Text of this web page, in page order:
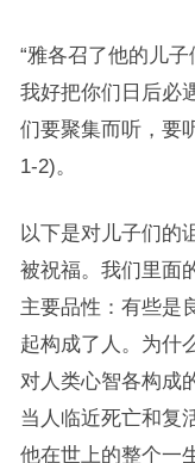
“雅各召了他的儿子
我好把你们日后必
们要聚集而听，要
1-2)。
以下是对儿子们的
被祝福。我们里面
主要品性：有些是
起构成了人。为什
对人类心智各构成
当人临近死亡和复
他在世上的整个一